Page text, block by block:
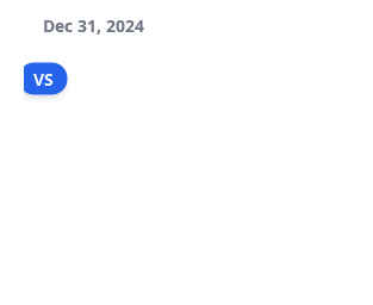
condition physique, l'interface utilisateur
Dec 31, 2024
VS